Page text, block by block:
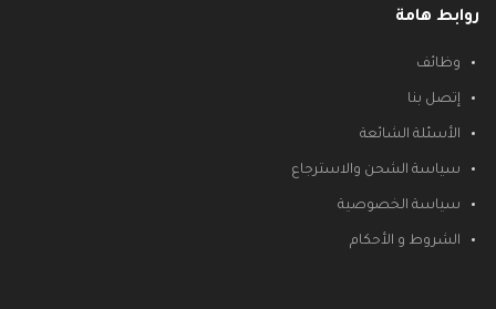
روابط هامة
وظائف
إتصل بنا
الأسئلة الشائعة
سياسة الشحن والاسترجاع
سياسة الخصوصية
الشروط و الأحكام